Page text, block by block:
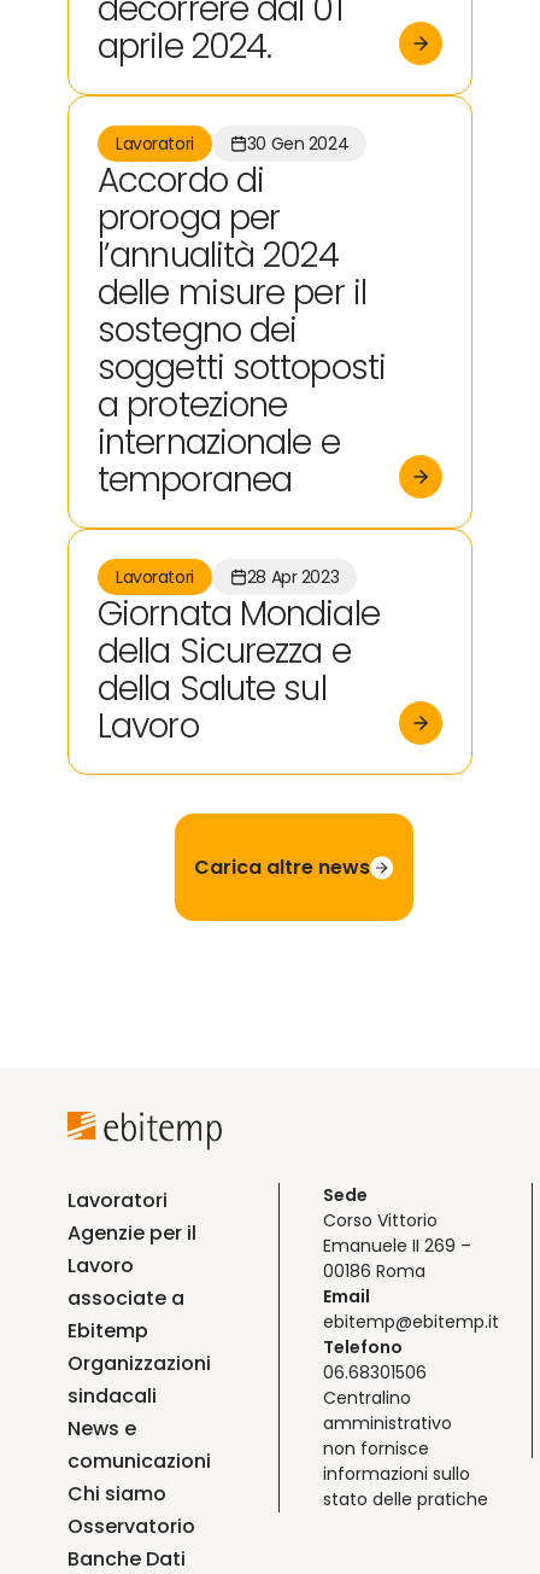
aprile 2024.
Lavoratori 30 Gen 2024
Accordo di
proroga per
l’annualità 2024
delle misure per il
sostegno dei
soggetti sottoposti
a protezione
internazionale e
temporanea
Lavoratori 28 Apr 2023
Giornata Mondiale
della Sicurezza e
della Salute sul
Lavoro
Carica altre news
Lavoratori
Agenzie per il
Lavoro
associate a
Ebitemp
Organizzazioni
sindacali
News e
comunicazioni
Chi siamo
Osservatorio
Banche Dati
Sede
Corso Vittorio
Emanuele II 269 –
00186 Roma
Email
ebitemp@ebitemp.it
Telefono
06.68301506
Centralino
amministrativo
non fornisce
informazioni sullo
stato delle pratiche